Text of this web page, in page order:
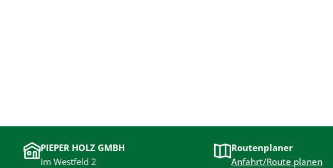
PIEPER HOLZ GMBH
Im Westfeld 2
Routenplaner
Anfahrt/Route planen